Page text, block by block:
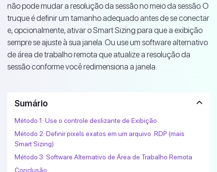
não pode mudar a resolução da sessão no meio da sessão. O
truque é definir um tamanho adequado antes de se conectar
e, opcionalmente, ativar o Smart Sizing para que a exibição
sempre se ajuste à sua janela. Ou use um software alternativo
de área de trabalho remota que atualize a resolução da
sessão conforme você redimensiona a janela.
Sumário
Método 1: Use o controle deslizante de Exibição
Método 2: Definir pixels exatos em um arquivo .RDP (mais
Smart Sizing)
Método 3: Software Alternativo de Área de Trabalho Remota
Conclusão